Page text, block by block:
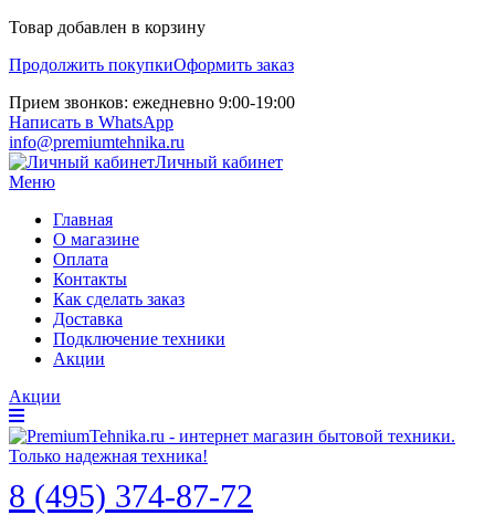
Товар добавлен в корзину
Продолжить покупкиОформить заказ
Прием звонков: ежедневно 9:00-19:00
Написать в WhatsApp
info@premiumtehnika.ru
Личный кабинет
Меню
Главная
О магазине
Оплата
Контакты
Как сделать заказ
Доставка
Подключение техники
Акции
Акции
8 (495) 374-87-72